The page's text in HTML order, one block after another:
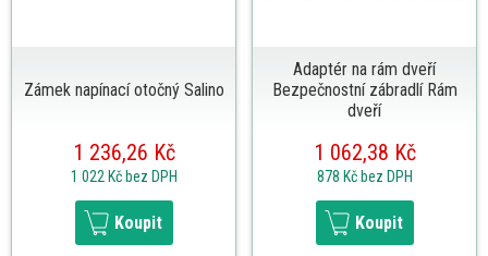
Zámek napínací otočný Salino
1 236,26 Kč
1 022 Kč bez DPH
Koupit
Adaptér na rám dveří
Bezpečnostní zábradlí Rám
dveří
1 062,38 Kč
878 Kč bez DPH
Koupit